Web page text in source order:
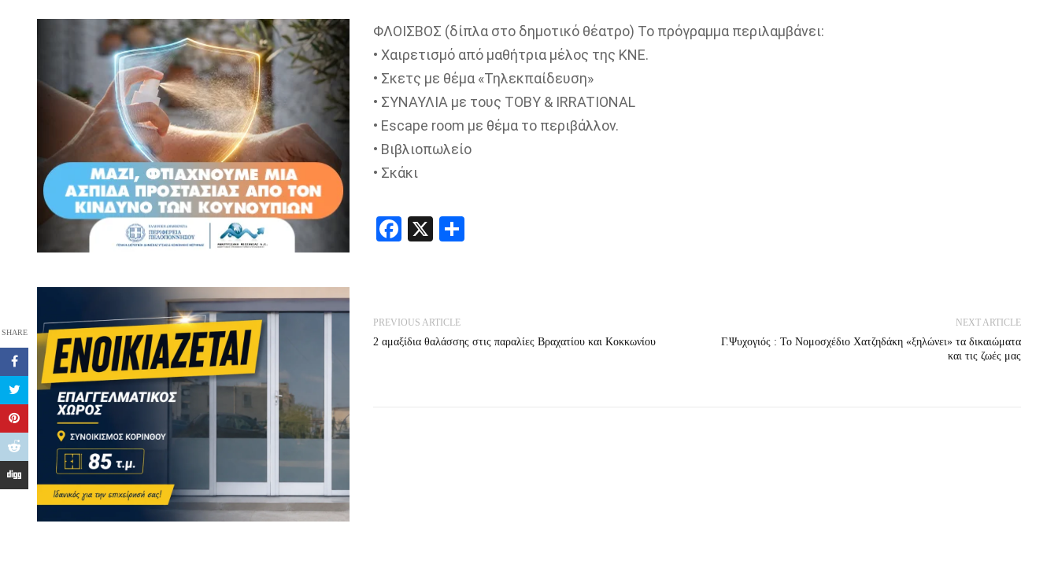
SHARE
ΦΛΟΙΣΒΟΣ (δίπλα στο δημοτικό θέατρο) Το πρόγραμμα περιλαμβάνει:
• Χαιρετισμό από μαθήτρια μέλος της ΚΝΕ.
• Σκετς με θέμα «Τηλεκπαίδευση»
• ΣΥΝΑΥΛΙΑ με τους TOBY & IRRATIONAL
• Escape room με θέμα το περιβάλλον.
• Βιβλιοπωλείο
• Σκάκι
Facebook
X Share
PREVIOUS ARTICLE
2 αμαξίδια θαλάσσης στις παραλίες Βραχατίου και Κοκκωνίου
NEXT ARTICLE
Γ.Ψυχογιός : Το Νομοσχέδιο Χατζηδάκη «ξηλώνει» τα δικαιώματα
και τις ζωές μας